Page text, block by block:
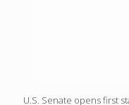
U.S. Senate opens first